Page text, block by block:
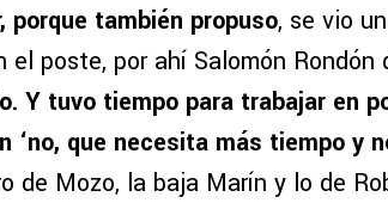
porque también propuso, se vio
poste, por ahí Salomón Rondón
Y tuvo tiempo para trabajar en
que necesita más tiempo y
de Mozo, la baja Marín y lo de